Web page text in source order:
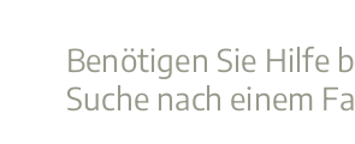
Benötigen Sie Hilfe
Suche nach einem